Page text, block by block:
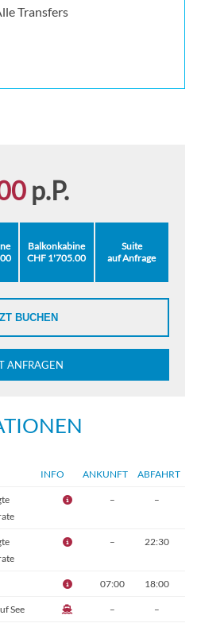
Transfers
p.P.
Balkonkabine
CHF 1'705.00
Suite
auf Anfrage
BUCHEN
ANFRAGEN
INFO ANKUNFT ABFAHRT
– –
– 22:30
07:00 18:00
See – –